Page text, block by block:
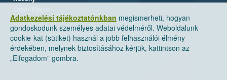
Adatkezelési tájékoztatónkban megismerheti, hogyan
gondoskodunk személyes adatai védelméről. Weboldalunk
cookie-kat (sütiket) használ a jobb felhasználói élmény
érdekében, melynek biztosításához kérjük, kattintson az
„Elfogadom” gombra.